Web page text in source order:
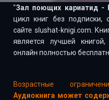
"Зал поющих кариатид -
цикл книг без подписки,
сайте slushat-knigi.com.
является лучшей
онлайн полностью
Возрастные
Аудиокнига может